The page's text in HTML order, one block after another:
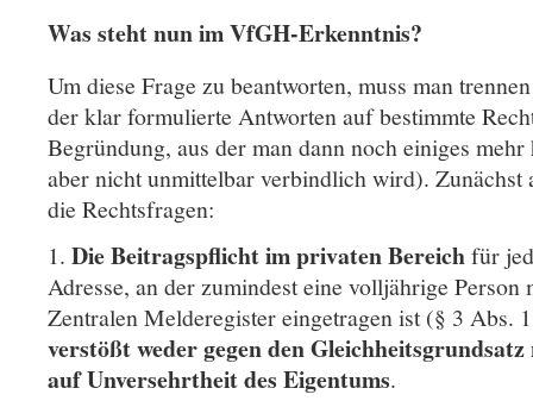
Was steht nun im VfGH-Erkenntnis?
Um diese Frage zu beantworten, muss man
der klar formulierte Antworten auf bestimmte
Begründung, aus der man dann noch einiges
aber nicht unmittelbar verbindlich wird). Zunächst
die Rechtsfragen:
1. Die Beitragspflicht im privaten Bereichfür
Adresse, an der zumindest eine volljährige
Zentralen Melderegister eingetragen ist (§ 3 Abs.
verstößt weder gegen den Gleichheitsgrundsatz
auf Unversehrtheit des Eigentums.